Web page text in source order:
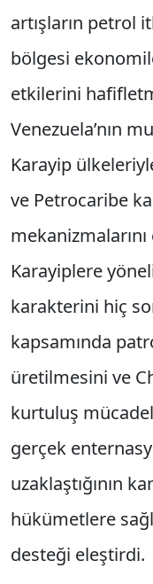
artışların petrol
bölgesi
etkilerini
Venezuela’nın
Karayip
ve Petrocaribe
Karayiplere
karakterini hiç
kapsamında
üretilmesini ve
kurtuluş
gerçek
uzaklaştığının
hükümetlere
desteği eleştirdi.